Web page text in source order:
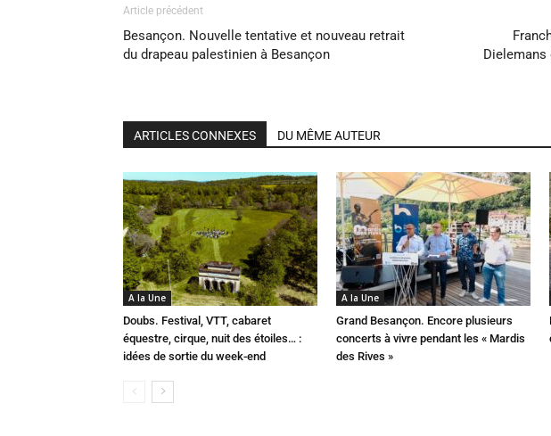
Article précédent
Besançon. Nouvelle tentative et nouveau retrait
du drapeau palestinien à Besançon
Dielemans
ARTICLES CONNEXES DU MÊME AUTEUR
A la Une
Doubs. Festival, VTT, cabaret
équestre, cirque, nuit des étoiles… :
idées de sortie du week-end
A la Une
Grand Besançon. Encore plusieurs
concerts à vivre pendant les « Mardis
des Rives »